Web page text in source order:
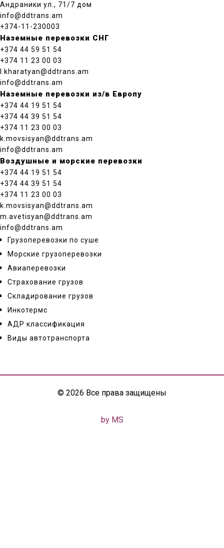
Андраники ул., 71/7 дом
info@ddtrans.am
+374-11-230003
Наземные перевозки СНГ
+374 44 59 51 54
+374 11 23 00 03
l.kharatyan@ddtrans.am
info@ddtrans.am
Наземные перевозки из/в Европу
+374 44 19 51 54
+374 44 39 51 54
+374 11 23 00 03
k.movsisyan@ddtrans.am
info@ddtrans.am
Воздушные и морские перевозки
+374 44 19 51 54
+374 44 39 51 54
+374 11 23 00 03
k.movsisyan@ddtrans.am
m.avetisyan@ddtrans.am
info@ddtrans.am
Грузоперевозки по суше
Морские грузоперевозки
Авиаперевозки
Страхование грузов
Складирование грузов
Инкотермс
АДР классификация
Виды автотранспорта
© 2026 Все права защищены
by MS